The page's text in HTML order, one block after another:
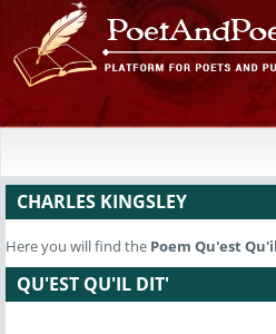
CHARLES KINGSLEY
Here you will find the Poem Qu'est
QU'EST QU'IL DIT'